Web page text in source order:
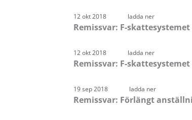
12 okt 2018 ladda ner
Remissvar: F-
12 okt 2018 ladda ner
Remissvar: F-
19 sep 2018 ladda ner
Remissvar: Förlängt